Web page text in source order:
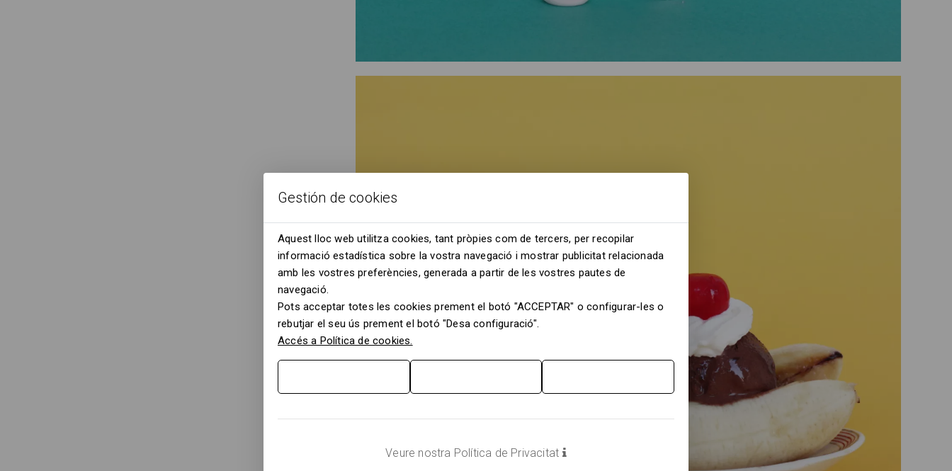
Gestión de cookies
Aquest lloc web utilitza cookies, tant pròpies com de tercers, per recopilar
informació estadística sobre la vostra navegació i mostrar publicitat relacionada
amb les vostres preferències, generada a partir de les vostres pautes de
navegació.
Pots acceptar totes les cookies prement el botó "ACCEPTAR" o configurar-les o
rebutjar el seu ús prement el botó "Desa configuració".
Accés a Política de cookies.
Veure nostra Política de Privacitat